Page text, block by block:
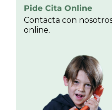
Pide Cita Online
Contacta con
online.